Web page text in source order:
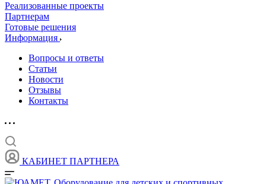
Реализованные проекты
Партнерам
Готовые решения
Информация
Вопросы и ответы
Статьи
Новости
Отзывы
Контакты
КАБИНЕТ ПАРТНЕРА